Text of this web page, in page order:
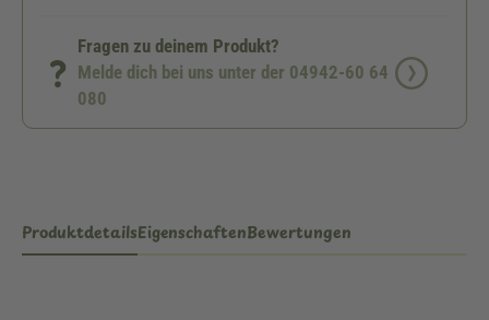
Fragen zu deinem Produkt?
Melde dich bei uns unter der 04942-60 64
080
ProduktdetailsEigenschaftenBewertungen